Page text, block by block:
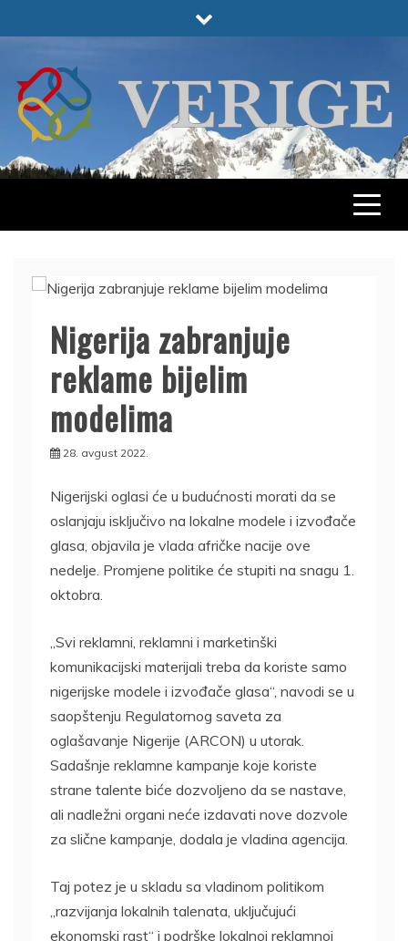
to
VERIGE
ODABRANO
Nigerija zabranjuje
reklame bijelim
modelima
28. avgust 2022.
Nigerijski oglasi će u budućnosti morati da se
oslanjaju isključivo na lokalne modele i izvođače
glasa, objavila je vlada afričke nacije ove
nedelje. Promjene politike će stupiti na snagu 1.
oktobra.
„Svi reklamni, reklamni i marketinški
komunikacijski materijali treba da koriste samo
nigerijske modele i izvođače glasa“, navodi se u
saopštenju Regulatornog saveta za
oglašavanje Nigerije (ARCON) u utorak.
Sadašnje reklamne kampanje koje koriste
strane talente biće dozvoljeno da se nastave,
ali nadležni organi neće izdavati nove dozvole
za slične kampanje, dodala je vladina agencija.
Taj potez je u skladu sa vladinom politikom
„razvijanja lokalnih talenata, uključujući
ekonomski rast“ i podrške lokalnoj reklamnoj